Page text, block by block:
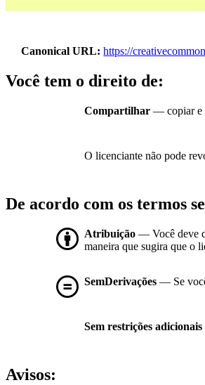
Canonical URL https://
Você tem o direito de:
Compartilhar — copiar e
O licenciante não pode
De acordo com os termos
Atribuição — Você deve
maneira que sugira que o
SemDerivações — Se
Sem restrições adicionais
Avisos: